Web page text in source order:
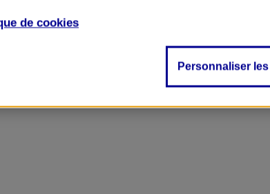
de cookies
Personnaliser